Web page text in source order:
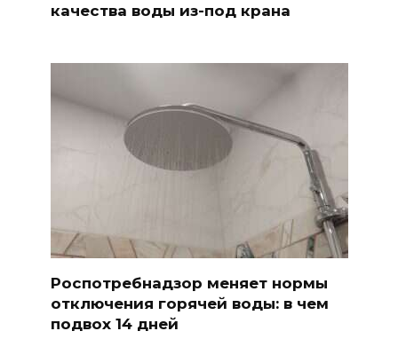
качества воды из-под крана
Роспотребнадзор меняет нормы
отключения горячей воды: в чем
подвох 14 дней